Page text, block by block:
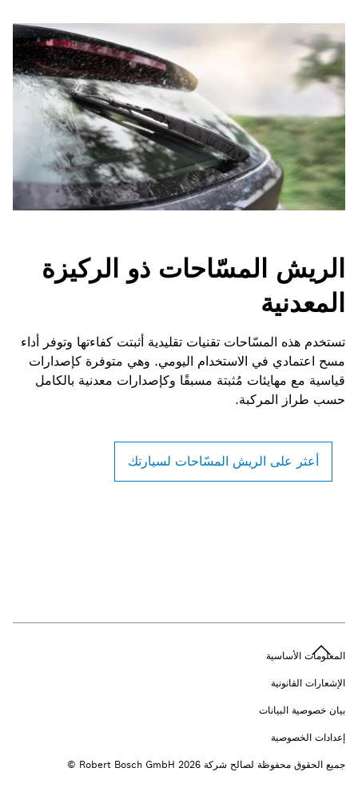
الريش المسّاحات ذو الركيزة
المعدنية
تستخدم هذه المسّاحات تقنيات تقليدية أثبتت كفاءتها وتوفر أداء
مسح اعتمادي في الاستخدام اليومي. وهي متوفرة كإصدارات
قياسية مع مهايئات مُثبتة مسبقًا وكإصدارات معدنية بالكامل
حسب طراز المركبة.
أعثر على الريش المسّاحات لسيارتك
المعلومات الأساسية
الإشعارات القانونية
بيان خصوصية البيانات
إعدادات الخصوصية
جميع الحقوق محفوظة لصالح شركة 2026 ‎© Robert Bosch GmbH